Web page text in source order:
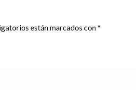
están marcados con*